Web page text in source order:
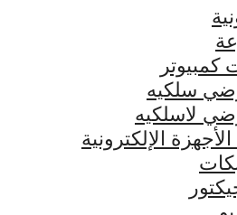
كمبيوتر
سلكيه
لاسلكيه
الإلكترونية